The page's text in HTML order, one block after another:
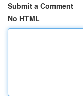
Submit a Comment
No HTML